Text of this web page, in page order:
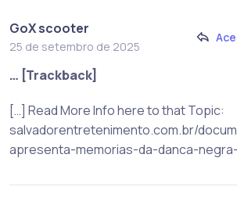
GoX scooter
25 de setembro de 2025
… [Trackback]
[…] Read More Info here to that Topic:
salvadorentretenimento.com.br/
apresenta-memorias-da-danca-